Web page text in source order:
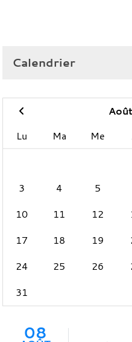
Calendrier
Lu
Ma Me
3
4 5
10
11 12
17
18 19
24
25 26
31
08